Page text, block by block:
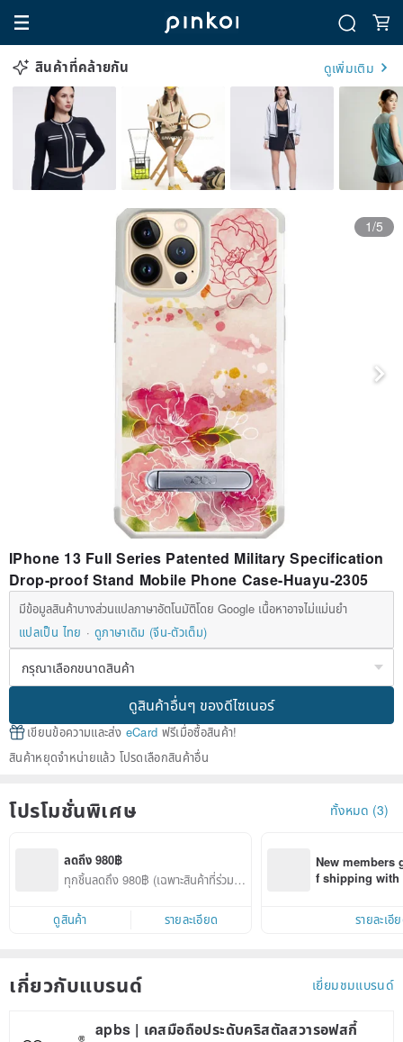
สินค้าที่คล้ายกัน ดูเพิ่มเติม
1/5
IPhone 13 Full Series Patented Military Specification
Drop-proof Stand Mobile Phone Case-Huayu-2305
มีข้อมูลสินค้าบางส่วนแปลภาษาอัตโนมัติโดย Google เนื้อหาอาจไม่แม่นยำ
แปลเป็น ไทย
ดูภาษาเดิม (จีน-ตัวเต็ม)
ดูสินค้าอื่นๆ ของดีไซเนอร์
เขียนข้อความและส่ง eCard ฟรีเมื่อซื้อสินค้า!
สินค้าหยุดจำหน่ายแล้ว โปรดเลือกสินค้าอื่น
โปรโมชั่นพิเศษ ทั้งหมด (3)
ลดถึง 980฿
ทุกชิ้นลดถึง 980฿ (เฉพาะสินค้าที่ร่วมรา
ดูสินค้า
รายละเอียด
New members
f shipping
within 7 days!
รายละเอี
เกี่ยวกับแบรนด์ เยี่ยมชมแบรนด์
apbs | เคสมือถือประดับคริสตัลสวารอฟสกี้